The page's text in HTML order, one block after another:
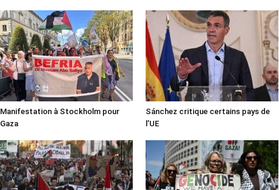
Manifestation à Stockholm pour
Gaza
Sánchez critique certains pays de
l’UE